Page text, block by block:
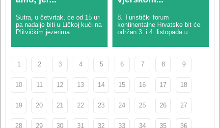
Sutra, u četvrtak, će od 15 uri
pa nadalje biti u Ličkoj kući na
Plitvičkim jezerima...
8. Turistički forum
kontinentalne Hrvatske bit će
održan 3. i 4. listopada u...
1 2 3 4 5 6 7 8 9
10 11 12 13 14 15 16 17 18
19 20 21 22 23 24 25 26 27
28 29 30 31 32 33 34 35 36